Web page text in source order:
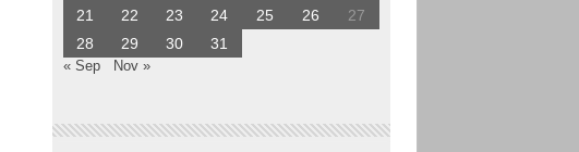
21
22 23 24 25 26
27
28
29 30 31
« Sep Nov »